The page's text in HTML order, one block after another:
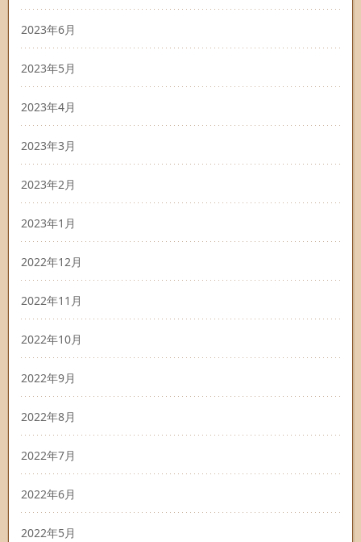
2023年6月
2023年5月
2023年4月
2023年3月
2023年2月
2023年1月
2022年12月
2022年11月
2022年10月
2022年9月
2022年8月
2022年7月
2022年6月
2022年5月